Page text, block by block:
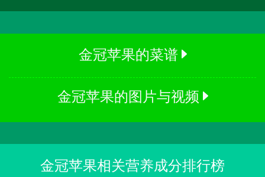
金冠苹果的菜谱
金冠苹果的图片与视频
金冠苹果相关营养成分排行榜